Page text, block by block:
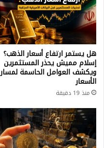
هل يستمر ارتفاع أسعار الذهب؟
إسلام مميش يحذر المستثمرين
ويكشف العوامل الحاسمة لمسار
الأسعار
منذ 19 دقيقة